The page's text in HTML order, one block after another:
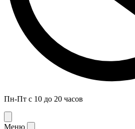
Пн-Пт с 10 до 20 часов
Меню